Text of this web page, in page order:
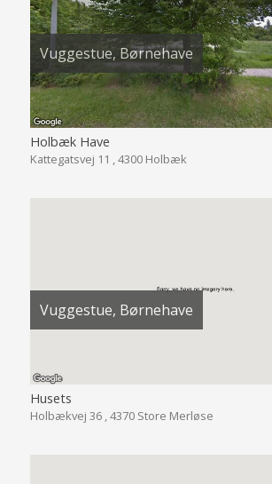
Vuggestue, Børnehave
Holbæk Have
Kattegatsvej 11 , 4300 Holbæk
Vuggestue, Børnehave
Husets
Holbækvej 36 , 4370 Store Merløse